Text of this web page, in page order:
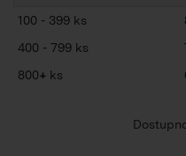
100 - 399 ks
400 - 799 ks
800+ ks